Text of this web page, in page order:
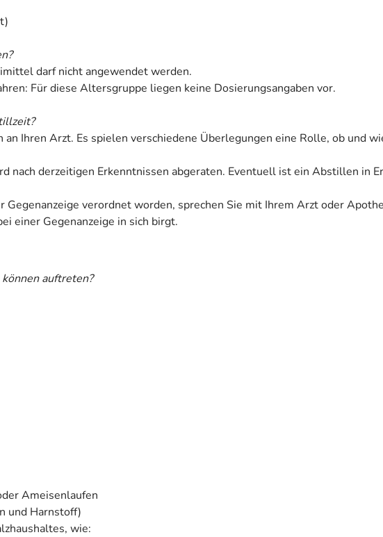
darf nicht angewendet werden.
Für diese Altersgruppe liegen keine Dosierungsangaben vor.
an Ihren Arzt. Es spielen verschiedene Überlegungen eine Rolle, ob und
nach derzeitigen Erkenntnissen abgeraten. Eventuell ist ein Abstillen in
verordnet worden, sprechen Sie mit Ihrem Arzt oder
einer Gegenanzeige in sich birgt.
auftreten?
Ameisenlaufen
und Harnstoff)
wie: